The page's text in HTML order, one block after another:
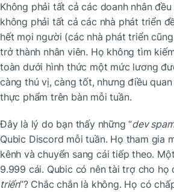
Không phải tất cả các doanh nhân
không phải tất cả các nhà phát triển
hết mọi người (các nhà phát triển
trở thành nhân viên. Họ không tìm
toàn dưới hình thức một mức lương
càng thú vị, càng tốt, nhưng điều
thực phẩm trên bàn mỗi tuần.
Đây là lý do bạn thấy những “dev
Qubic Discord mỗi tuần. Họ tham gia
kênh và chuyển sang cái tiếp theo.
9.999 cái. Qubic có nên tài trợ cho họ
triển”? Chắc chắn là không. Họ có